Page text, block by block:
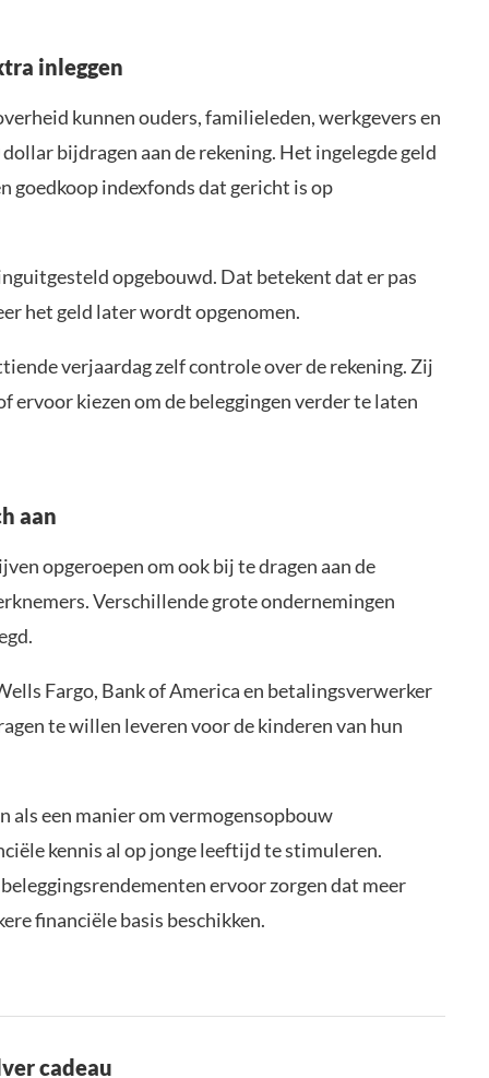
inleggen
kunnen ouders, familieleden, werkgevers en
bijdragen aan de rekening. Het ingelegde geld
goedkoop indexfonds dat gericht is op
opgebouwd. Dat betekent dat er pas
het geld later wordt opgenomen.
verjaardag zelf controle over de rekening. Zij
ervoor kiezen om de beleggingen verder te laten
aan
opgeroepen om ook bij te dragen aan de
Verschillende grote ondernemingen
Fargo, Bank of America en betalingsverwerker
te willen leveren voor de kinderen van hun
als een manier om vermogensopbouw
kennis al op jonge leeftijd te stimuleren.
ervoor zorgen dat meer
financiële basis beschikken.
cadeau